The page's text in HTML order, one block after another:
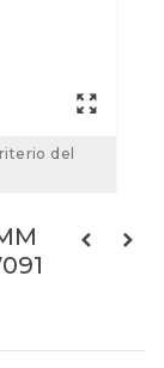
del